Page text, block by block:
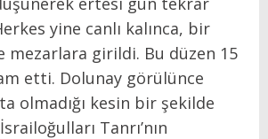
yine canlı kalınca, bir
mezarlara girildi. Bu düzen 15
etti. Dolunay görülünce
olmadığı kesin bir şekilde
Tanrı’nın